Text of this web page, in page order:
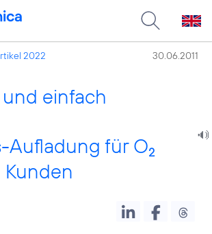
2022 30.06.2011
einfach
Aufladung für O2